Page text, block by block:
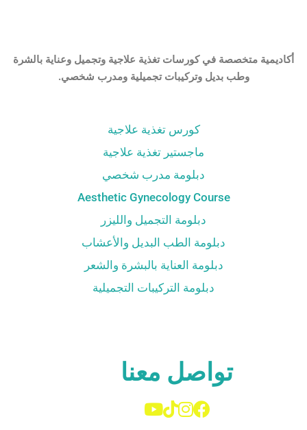
أكاديمية متخصصة في كورسات تغذية علاجية وتجميل وعناية بالشرة
وطب بديل وتركيبات تجميلية ومدرب شخصي.
كورس تغذية علاجية
ماجستير تغذية علاجية
دبلومة مدرب شخصي
Aesthetic Gynecology Course
دبلومة التجميل والليزر
دبلومة الطب البديل والأعشاب
دبلومة العناية بالبشرة والشعر
دبلومة التركيبات التجميلية
تواصل معنا